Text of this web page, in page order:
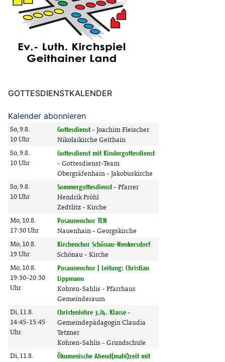
GOTTESDIENSTKALENDER
Kalender abonnieren